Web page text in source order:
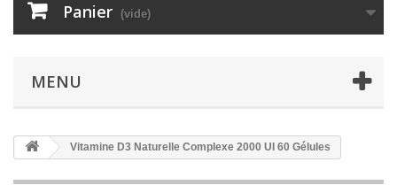
Panier (vide)
MENU
Vitamine D3 Naturelle Complexe 2000 UI 60 Gélules